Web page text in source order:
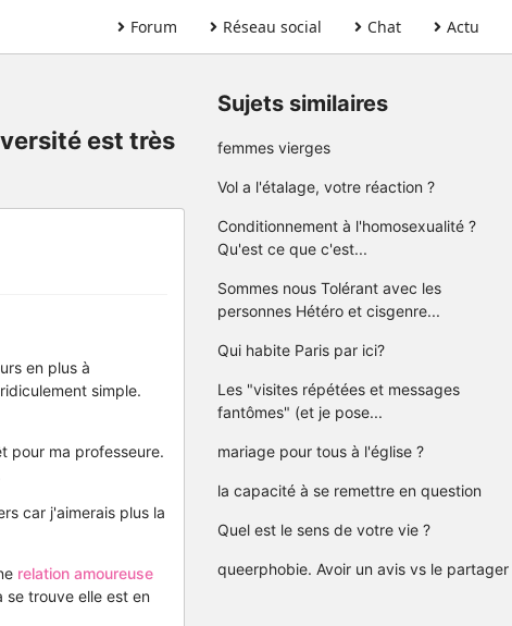
Forum Réseau social Chat Actu
est très
en plus à
simple.
pour ma professeure.
car j'aimerais plus la
relation amoureuse
trouve elle est en
Sujets similaires
femmes vierges
Vol a l'étalage, votre réaction ?
Conditionnement à l'homosexualité ?
Qu'est ce que c'est...
Sommes nous Tolérant avec les
personnes Hétéro et cisgenre...
Qui habite Paris par ici?
Les "visites répétées et messages
fantômes" (et je pose...
mariage pour tous à l'église ?
la capacité à se remettre en question
Quel est le sens de votre vie ?
queerphobie. Avoir un avis vs le partager